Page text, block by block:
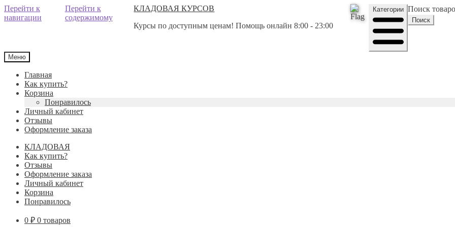
Перейти к
навигации
Перейти к
содержимому
КЛАДОВАЯ КУРСОВ
Курсы по доступным ценам! Помощь онлайн 8:00 - 23:00
Категории Поиск
Поиск
Меню
Главная
Как купить?
Корзина
Понравилось
Личный кабинет
Отзывы
Оформление заказа
КЛАДОВАЯ
Как купить?
Отзывы
Оформление заказа
Личный кабинет
Корзина
Понравилось
0 ₽ 0 товаров